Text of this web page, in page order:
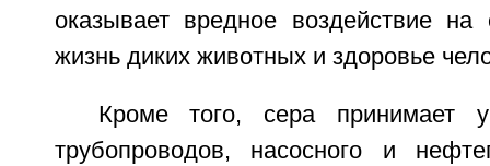
оказывает вредное воздействие на
жизнь диких животных и здоровье
Кроме того, сера принимает
трубопроводов, насосного и